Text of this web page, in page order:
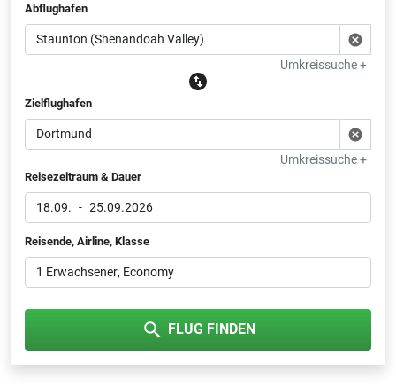
Abflughafen
Umkreissuche +
Zielflughafen
Umkreissuche +
Reisezeitraum & Dauer
18.09. - 25.09.2026
Reisende, Airline, Klasse
1 Erwachsener, Economy
FLUG FINDEN